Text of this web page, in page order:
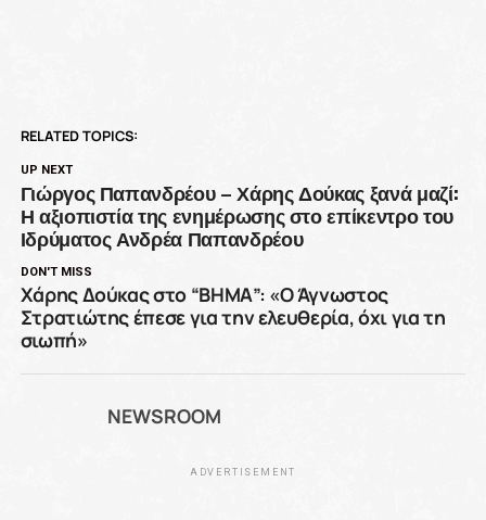
RELATED TOPICS:
UP NEXT
Γιώργος Παπανδρέου – Χάρης Δούκας ξανά μαζί:
Η αξιοπιστία της ενημέρωσης στο επίκεντρο του
Ιδρύματος Ανδρέα Παπανδρέου
DON'T MISS
Χάρης Δούκας στο “ΒΗΜΑ”: «Ο Άγνωστος
Στρατιώτης έπεσε για την ελευθερία, όχι για τη
σιωπή»
NEWSROOM
ADVERTISEMENT